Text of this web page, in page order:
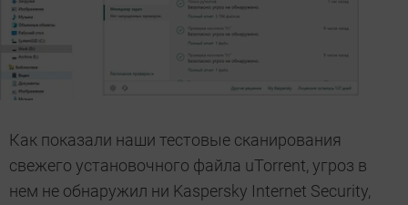
Как показали наши тестовые сканирования
свежего установочного файла uTorrent, угроз в
нем не обнаружил ни Kaspersky Internet Security,